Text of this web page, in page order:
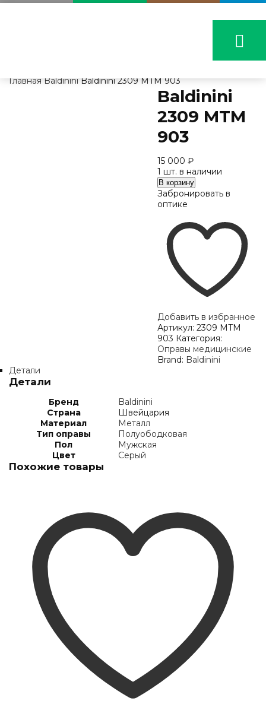
Главная Baldinini Baldinini 2309 MTM 903
Baldinini
2309 MTM
903
15 000 ₽
1 шт. в наличии
Количество
Baldinini
2309
В корзину
Забронировать в
оптике
Добавить в избранное
Артикул: 2309 MTM
903 Категория:
Оправы медицинские
Brand: Baldinini
Детали
Детали
Бренд
Baldinini
Страна
Швейцария
Материал
Металл
Тип оправы
Полуободковая
Пол
Мужская
Цвет
Серый
Похожие товары